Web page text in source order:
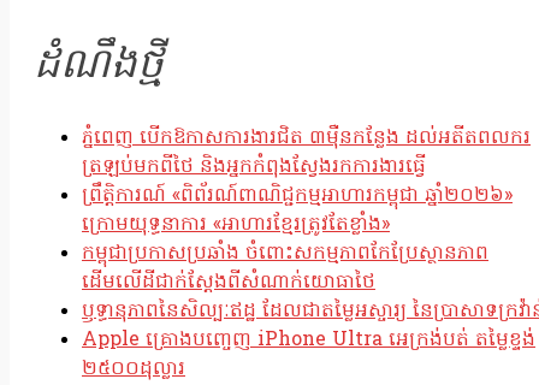
ដំណឹងថ្មី
ភ្នំពេញ បើកឱកាសការងារជិត ៣ម៉ឺនកន្លែង ដល់អតីតពលករ
ត្រឡប់មកពីថៃ និងអ្នកកំពុងស្វែងរកការងារធ្វើ
ព្រឹត្តិការណ៍ «ពិព័រណ៍ពាណិជ្ជកម្មអាហារកម្ពុជា ឆ្នាំ២០២៦»
ក្រោមយុទ្ធនាការ «អាហារខ្មែរត្រូវតែខ្លាំង»
កម្ពុជាប្រកាសប្រឆាំង ចំពោះសកម្មភាពកែប្រែស្ថានភាព
ដើមលើដីជាក់ស្តែងពីសំណាក់យោធាថៃ
ឫទ្ធានុភាពនៃសិល្បៈឥដ្ឋ ដែលជាតម្លៃអស្ចារ្យ នៃប្រាសាទក្រវ៉
Apple គ្រោងបញ្ចេញ iPhone Ultra អេក្រង់បត់ តម្លៃខ្ទង់
២៥០០ដុល្លារ